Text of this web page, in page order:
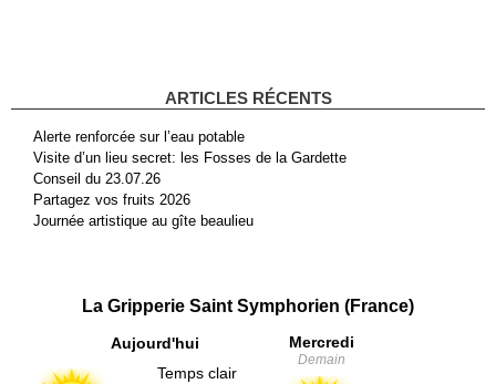
ARTICLES RÉCENTS
Alerte renforcée sur l’eau potable
Visite d’un lieu secret: les Fosses de la Gardette
Conseil du 23.07.26
Partagez vos fruits 2026
Journée artistique au gîte beaulieu
La Gripperie Saint Symphorien (France)
Aujourd'hui
Temps clair
Mercredi
Demain